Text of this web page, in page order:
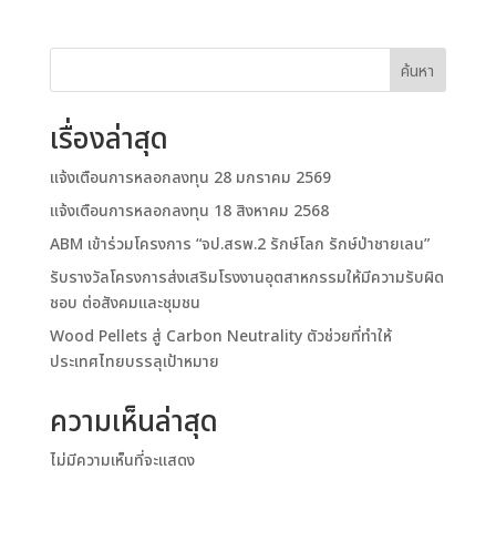
ค้นหา
เรื่องล่าสุด
แจ้งเตือนการหลอกลงทุน 28 มกราคม 2569
แจ้งเตือนการหลอกลงทุน 18 สิงหาคม 2568
ABM เข้าร่วมโครงการ “จป.สรพ.2 รักษ์โลก รักษ์ป่าชายเลน”
รับรางวัลโครงการส่งเสริมโรงงานอุตสาหกรรมให้มีความรับผิด
ชอบ ต่อสังคมและชุมชน
Wood Pellets สู่ Carbon Neutrality ตัวช่วยที่ทำให้
ประเทศไทยบรรลุเป้าหมาย
ความเห็นล่าสุด
ไม่มีความเห็นที่จะแสดง